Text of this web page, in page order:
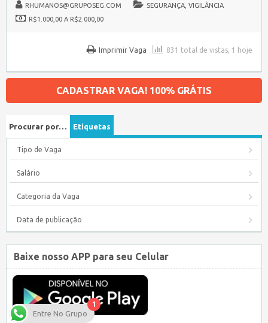
RHUMANOS@GRUPOSEG.COM
SEGURANÇA, VIGILÂNCIA
R$1.000,00 A R$2.000,00
831 total de vistas, 1 hoje
Imprimir Vaga
CADASTRAR VAGA! 100% GRÁTIS
Procurar por… Etiquetas
Tipo de Vaga
Salário
Categoria da Vaga
Data de publicação
Baixe nosso APP para seu Celular
1
Entre No Grupo